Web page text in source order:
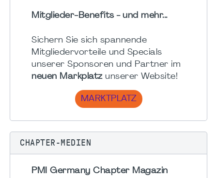
Mitglieder-Benefits - und mehr...
Sichern Sie sich spannende
Mitgliedervorteile und Specials
unserer Sponsoren und Partner im
neuen Markplatzunserer Website!
MARKTPLATZ
CHAPTER-MEDIEN
PMI Germany Chapter Magazin